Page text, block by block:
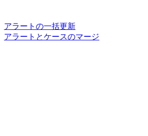
アラートの一括更新
アラートとケースのマージ